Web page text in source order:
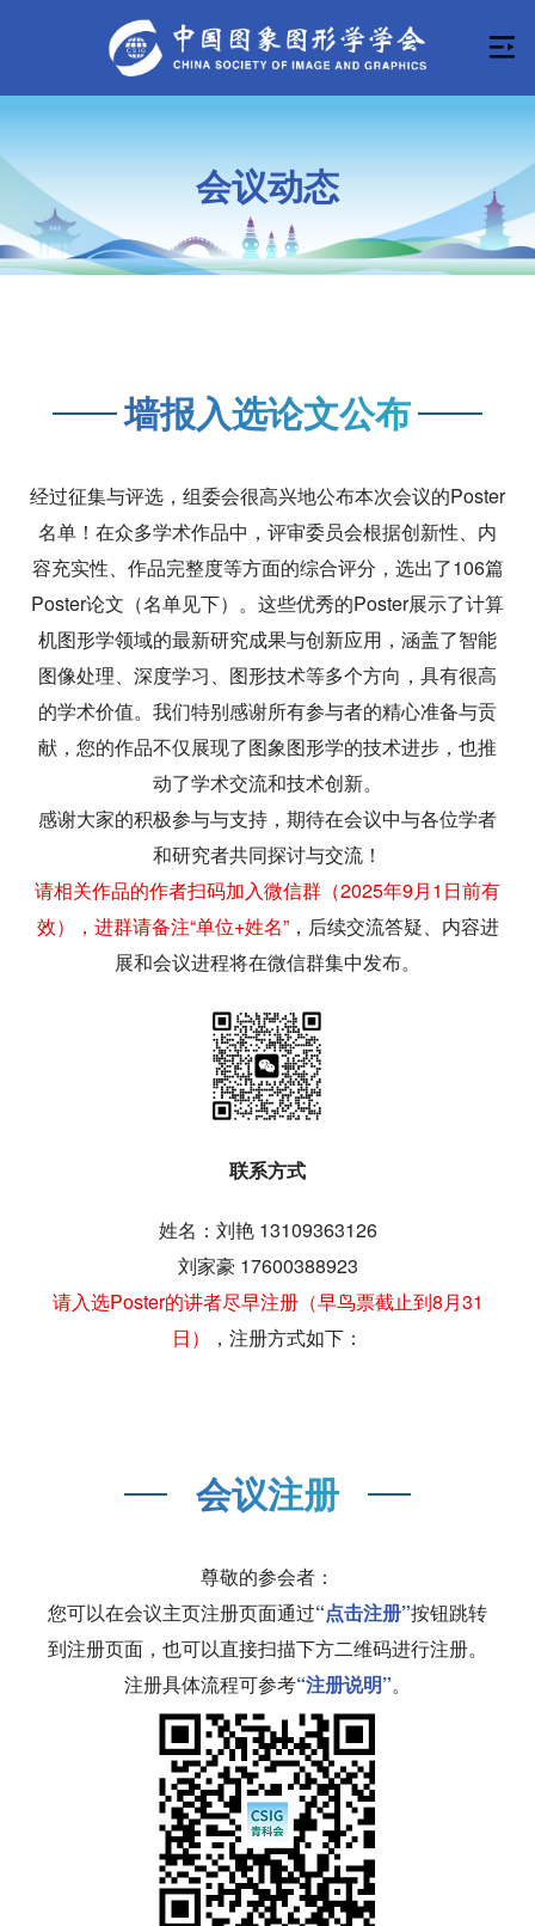
会议动态
墙报入选论文公布
经过征集与评选，组委会很高兴地公布本次会议的Poster
名单！在众多学术作品中，评审委员会根据创新性、内
容充实性、作品完整度等方面的综合评分，选出了106篇
Poster论文（名单见下）。这些优秀的Poster展示了计算
机图形学领域的最新研究成果与创新应用，涵盖了智能
图像处理、深度学习、图形技术等多个方向，具有很高
的学术价值。我们特别感谢所有参与者的精心准备与贡
献，您的作品不仅展现了图象图形学的技术进步，也推
动了学术交流和技术创新。
感谢大家的积极参与与支持，期待在会议中与各位学者
和研究者共同探讨与交流！
请相关作品的作者扫码加入微信群（2025年9月1日前有
效），进群请备注“单位+姓名”，后续交流答疑、内容进
展和会议进程将在微信群集中发布。
联系方式
姓名：刘艳 13109363126
刘家豪 17600388923
请入选Poster的讲者尽早注册（早鸟票截止到8月31
日）
，注册方式如下：
会议注册
尊敬的参会者：
您可以在会议主页注册页面通过“点击注册”按钮跳转
到注册页面，也可以直接扫描下方二维码进行注册。
注册具体流程可参考“注册说明”。